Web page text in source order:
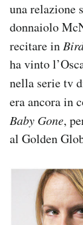
una relazione
donnaiolo
recitare in
ha vinto
nella serie tv
era ancora in
Baby Gone,
al Golden